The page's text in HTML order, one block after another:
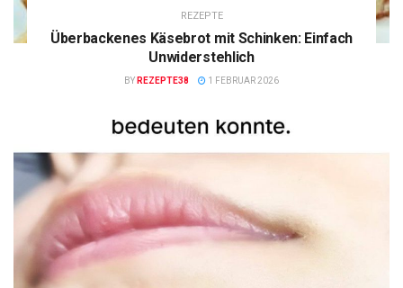
REZEPTE
Überbackenes Käsebrot mit Schinken: Einfach
Unwiderstehlich
BY REZEPTE38 1 FEBRUAR 2026